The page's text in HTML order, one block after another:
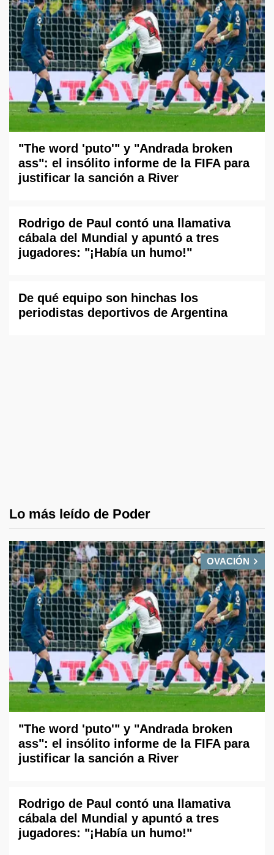
"The word 'puto'" y "Andrada broken
ass": el insólito informe de la FIFA para
justificar la sanción a River
Rodrigo de Paul contó una llamativa
cábala del Mundial y apuntó a tres
jugadores: "¡Había un humo!"
De qué equipo son hinchas los
periodistas deportivos de Argentina
Lo más leído de Poder
OVACIÓN
"The word 'puto'" y "Andrada broken
ass": el insólito informe de la FIFA para
justificar la sanción a River
Rodrigo de Paul contó una llamativa
cábala del Mundial y apuntó a tres
jugadores: "¡Había un humo!"